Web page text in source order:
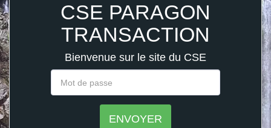
CSE PARAGON
TRANSACTION
Bienvenue sur le site du CSE
ENVOYER